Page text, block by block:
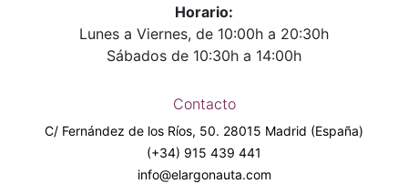
Horario:
Lunes a Viernes, de 10:00h a 20:30h
Sábados de 10:30h a 14:00h
Contacto
C/ Fernández de los Ríos, 50. 28015 Madrid (España)
(+34) 915 439 441
info@elargonauta.com